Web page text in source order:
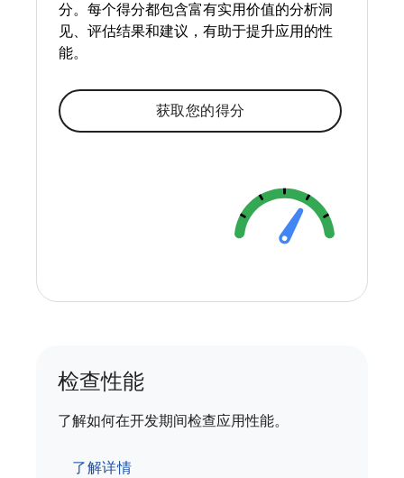
分。每个得分都包含富有实用价值的分析洞
见、评估结果和建议，有助于提升应用的性
能。
获取您的得分
检查性能
了解如何在开发期间检查应用性能。
了解详情